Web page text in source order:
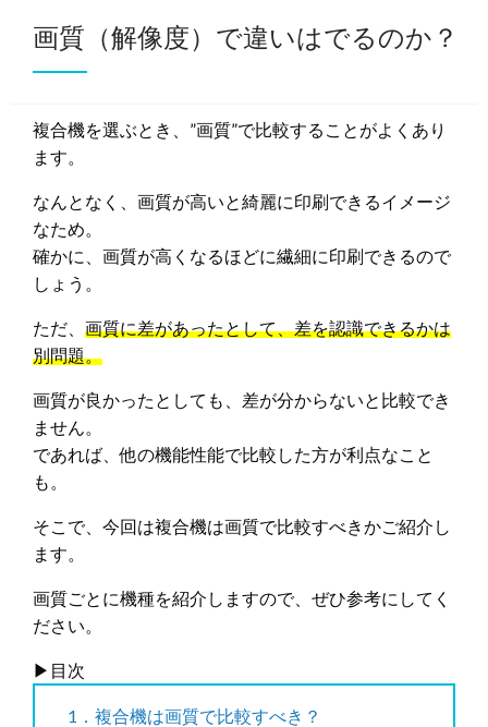
画質（解像度）で違いはでるのか？
複合機を選ぶとき、”画質”で比較することがよくあり
ます。
なんとなく、画質が高いと綺麗に印刷できるイメージ
なため。
確かに、画質が高くなるほどに繊細に印刷できるので
しょう。
ただ、 画質に差があったとして、差を認識できるかは
別問題。
画質が良かったとしても、差が分からないと比較でき
ません。
であれば、他の機能性能で比較した方が利点なこと
も。
そこで、今回は複合機は画質で比較すべきかご紹介し
ます。
画質ごとに機種を紹介しますので、ぜひ参考にしてく
ださい。
▶︎目次
1．複合機は画質で比較すべき？